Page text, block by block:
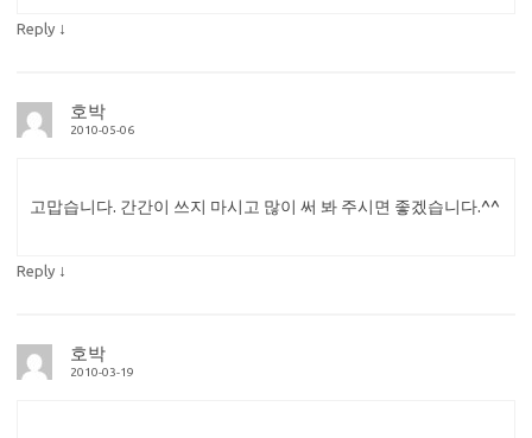
Reply ↓
호박
2010-05-06
고맙습니다. 간간이 쓰지 마시고 많이 써 봐 주시면 좋겠습니다.^^
Reply ↓
호박
2010-03-19